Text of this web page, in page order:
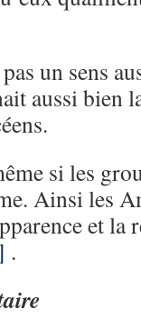
un sens
aussi bien
si les
Ainsi les
et la
.